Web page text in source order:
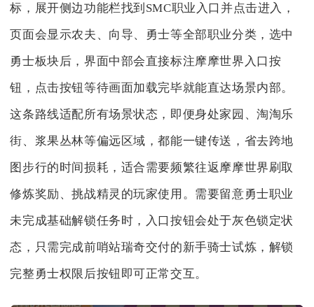
标，展开侧边功能栏找到SMC职业入口并点击进入，
页面会显示农夫、向导、勇士等全部职业分类，选中
勇士板块后，界面中部会直接标注摩摩世界入口按
钮，点击按钮等待画面加载完毕就能直达场景内部。
这条路线适配所有场景状态，即便身处家园、淘淘乐
街、浆果丛林等偏远区域，都能一键传送，省去跨地
图步行的时间损耗，适合需要频繁往返摩摩世界刷取
修炼奖励、挑战精灵的玩家使用。需要留意勇士职业
未完成基础解锁任务时，入口按钮会处于灰色锁定状
态，只需完成前哨站瑞奇交付的新手骑士试炼，解锁
完整勇士权限后按钮即可正常交互。